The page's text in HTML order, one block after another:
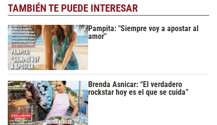
TAMBIÉN TE PUEDE INTERESAR
Pampita: "Siempre voy a apostar al
amor"
Brenda Asnicar: “El verdadero
rockstar hoy es el que se cuida”